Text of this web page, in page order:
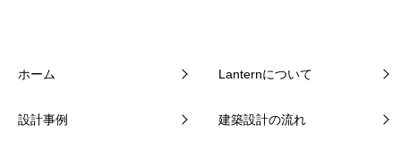
ホーム Lanternについて
設計事例 建築設計の流れ